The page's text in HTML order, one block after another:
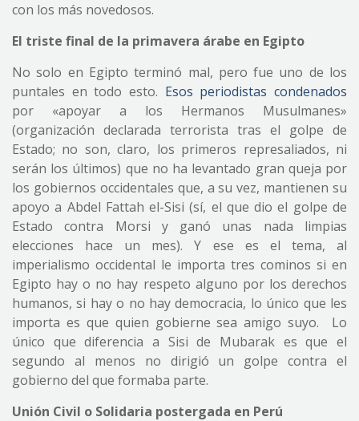
con los más novedosos.
El triste final de la primavera árabe en Egipto
No solo en Egipto terminó mal, pero fue uno de los
puntales en todo esto. Esos periodistas condenados
por «apoyar a los Hermanos Musulmanes»
(organización declarada terrorista tras el golpe de
Estado; no son, claro, los primeros represaliados, ni
serán los últimos) que no ha levantado gran queja por
los gobiernos occidentales que, a su vez, mantienen su
apoyo a Abdel Fattah el-Sisi (sí, el que dio el golpe de
Estado contra Morsi y ganó unas nada limpias
elecciones hace un mes). Y ese es el tema, al
imperialismo occidental le importa tres cominos si en
Egipto hay o no hay respeto alguno por los derechos
humanos, si hay o no hay democracia, lo único que les
importa es que quien gobierne sea amigo suyo. Lo
único que diferencia a Sisi de Mubarak es que el
segundo al menos no dirigió un golpe contra el
gobierno del que formaba parte.
Unión Civil o Solidaria postergada en Perú